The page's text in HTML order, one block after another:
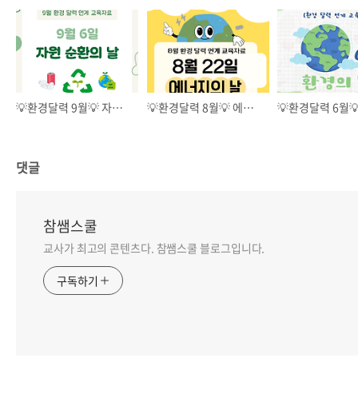
💡환경달력 9월💡 자원순환의 날 교육자료 💡환경달력 8월💡 에너지의 날 교육자료
댓글
참쌤스쿨
교사가 최고의 콘텐츠다. 참쌤스쿨 블로그입니다.
구독하기